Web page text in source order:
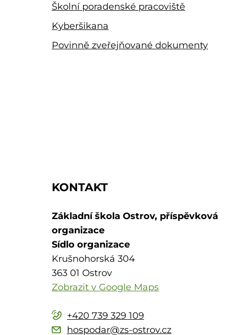
Školní poradenské pracoviště
Kyberšikana
Povinně zveřejňované dokumenty
KONTAKT
Základní škola Ostrov, příspěvková
organizace
Sídlo organizace
Krušnohorská 304
363 01 Ostrov
Zobrazit v Google Maps
+420 739 329 109
hospodar@zs-ostrov.cz